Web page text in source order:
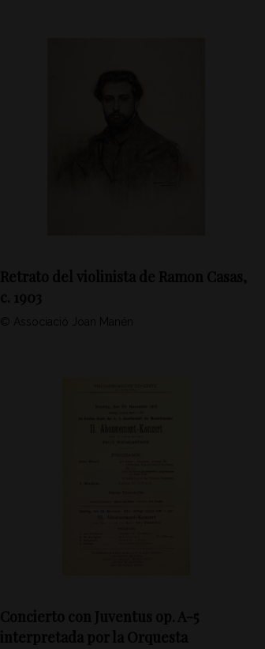
Retrato del violinista de Ramon Casas,
c. 1903
© Associació Joan Manén
Concierto con Juventus op. A-5
interpretada por la Orquesta